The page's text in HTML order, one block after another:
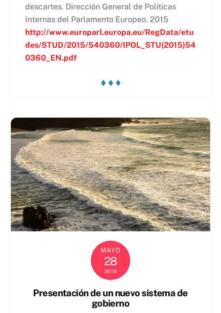
descartes. Dirección General de Políticas
Internas del Parlamento Europeo. 2015
http://www.europarl.europa.eu/RegData/etu
des/STUD/2015/540360/IPOL_STU(2015)54
0360_EN.pdf
♦ ♦ ♦
MAYO
28
2018
Presentación de un nuevo sistema de
gobierno